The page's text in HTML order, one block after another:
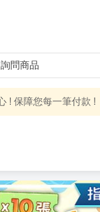
詢問商品
! 保障您每一筆付款 !